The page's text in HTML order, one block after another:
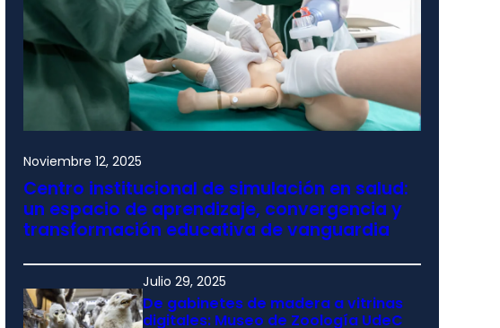
Noviembre 12, 2025
Centro institucional de simulación en salud:
un espacio de aprendizaje, convergencia y
transformación educativa de vanguardia
Julio 29, 2025
De gabinetes de madera a vitrinas
digitales: Museo de Zoología UdeC